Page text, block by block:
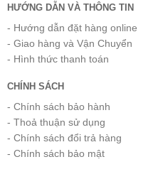
HƯỚNG DẪN VÀ THÔNG TIN
- Hướng dẫn đặt hàng online
- Giao hàng và Vận Chuyển
- Hình thức thanh toán
CHÍNH SÁCH
- Chính sách bảo hành
- Thoả thuận sử dụng
- Chính sách đổi trả hàng
- Chính sách bảo mật